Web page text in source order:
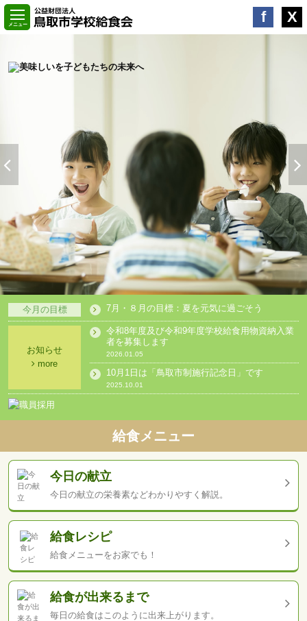
今月の目標 7月・８月の目標：夏を元気に過ごそう
お知らせ
more
令和8年度及び令和9年度学校給食用物資納入業
者を募集します
2026.01.05
10月1日は「鳥取市制施行記念日」です
2025.10.01
給食メニュー
今日の献立
今日の献立の栄養素などわかりやすく解説。
給食レシピ
給食メニューをお家でも！
給食が出来るまで
毎日の給食はこのように出来上がります。